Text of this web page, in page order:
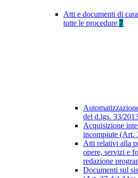
Atti e documenti di
tutte le procedure 7
del d.lgs. 33/
Acquisizione
incompiute (Art.
Atti relativi alla
opere, servizi e
redazione
Documenti sul